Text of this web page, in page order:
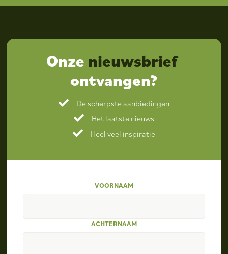
Onze nieuwsbrief
ontvangen?
De scherpste aanbiedingen
Het laatste nieuws
Heel veel inspiratie
VOORNAAM
ACHTERNAAM